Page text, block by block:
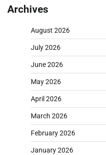
Archives
August 2026
July 2026
June 2026
May 2026
April 2026
March 2026
February 2026
January 2026